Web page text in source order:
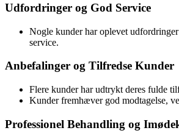
Udfordringer og God Service
Nogle kunder har oplevet
service.
Anbefalinger og Tilfredse Kunder
Flere kunder har udtrykt deres fulde
Kunder fremhæver god modtagelse,
Professionel Behandling og